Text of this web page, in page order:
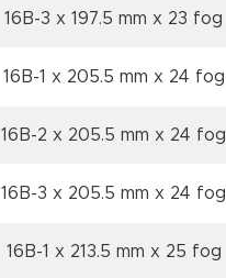
16B-3 x 197.5 mm x 23 fog
16B-1 x 205.5 mm x 24 fog
16B-2 x 205.5 mm x 24 fog
16B-3 x 205.5 mm x 24 fog
16B-1 x 213.5 mm x 25 fog